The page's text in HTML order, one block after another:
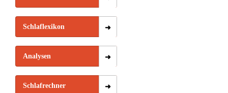
unterschätzt
wird
Schlaflexikon
Analysen
Schlafrechner